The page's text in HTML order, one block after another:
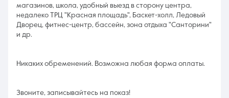
магазинов, школа, удобный выезд в сторону центра,
недалеко ТРЦ "Красная площадь", Баскет-холл, Ледовый
Дворец, фитнес-центр, бассейн, зона отдыха "Санторини"
и др.
Никаких обременений. Возможна любая форма оплаты.
Звоните, записывайтесь на показ!